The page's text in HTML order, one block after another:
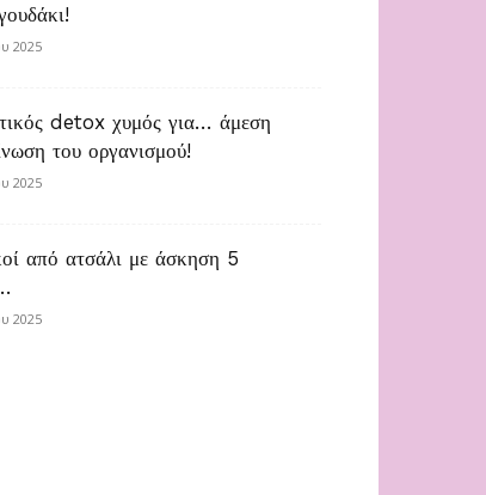
2025
detox χυμός για… άμεση
του οργανισμού!
2025
από ατσάλι με άσκηση 5
2025